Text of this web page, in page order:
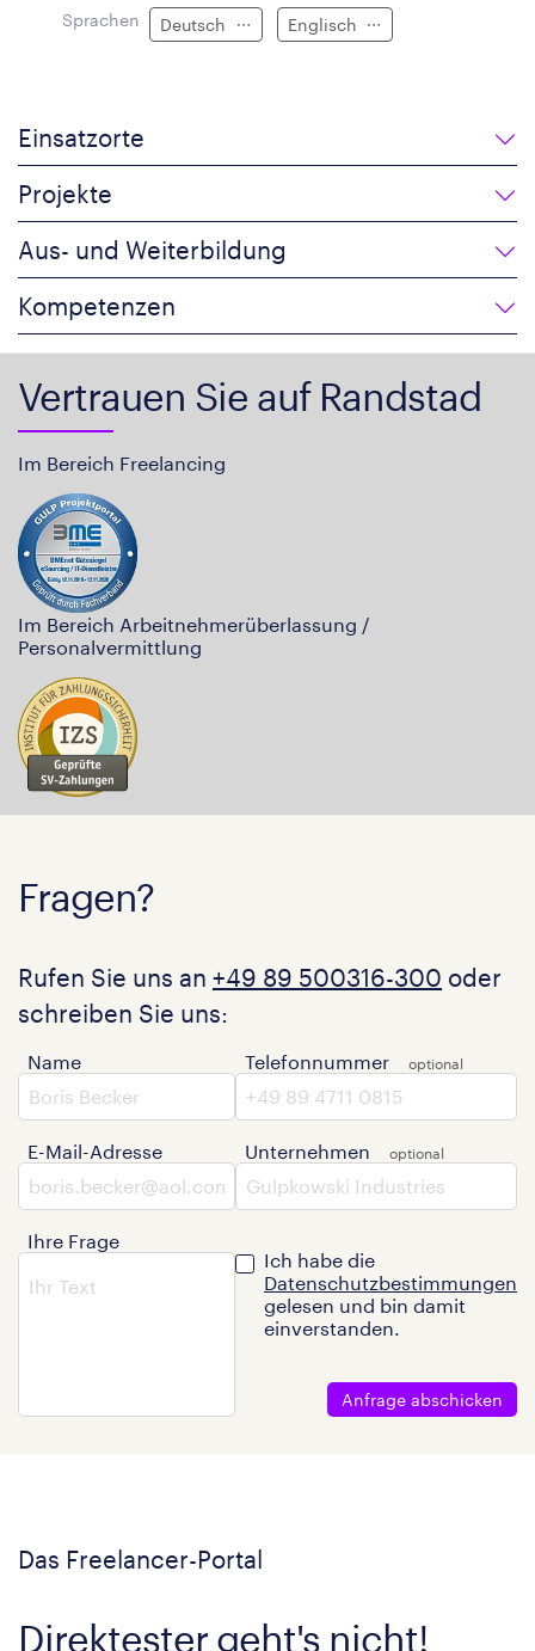
Sprachen Deutsch Englisch
Einsatzorte
Projekte
Aus- und Weiterbildung
Kompetenzen
Vertrauen Sie auf Randstad
Im Bereich Freelancing
Im Bereich Arbeitnehmerüberlassung /
Personalvermittlung
Fragen?
Rufen Sie uns an +49 89 500316-300 oder
schreiben Sie uns:
Name
E-Mail-Adresse
Ihre Frage
Telefonnummer
Unternehmen
Ich habe die
Datenschutzbestimmungen
gelesen und bin damit
einverstanden.
Anfrage abschicken
Das Freelancer-Portal
Direktester geht's nicht!